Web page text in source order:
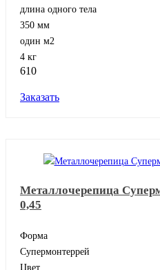
длина одного тела
350 мм
один м2
4 кг
610
Заказать
Металлочерепица
0,45
Форма
Супермонтеррей
Цвет